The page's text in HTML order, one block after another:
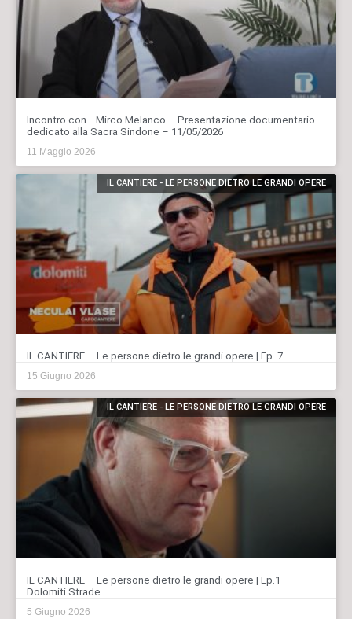
Incontro con… Mirco Melanco – Presentazione documentario
dedicato alla Sacra Sindone – 11/05/2026
11 Maggio 2026
IL CANTIERE - LE PERSONE DIETRO LE GRANDI OPERE
IL CANTIERE – Le persone dietro le grandi opere | Ep. 7
15 Giugno 2026
IL CANTIERE - LE PERSONE DIETRO LE GRANDI OPERE
IL CANTIERE – Le persone dietro le grandi opere | Ep.1 –
Dolomiti Strade
5 Giugno 2026